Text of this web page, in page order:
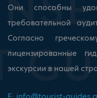
Они способны
требовательной
Согласно
лицензированные
экскурсии в нашей